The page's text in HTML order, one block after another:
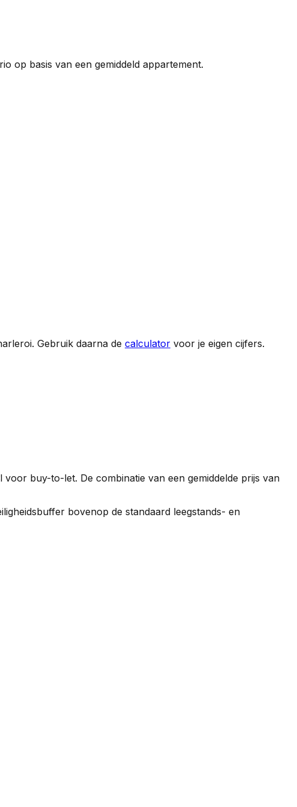
op basis van een gemiddeld appartement.
. Gebruik daarna de calculator voor je eigen cijfers.
voor buy-to-let. De combinatie van een gemiddelde prijs van
bovenop de standaard leegstands- en